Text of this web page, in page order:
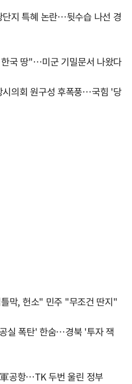
지 특혜 논란…뒷수습 나선 경
국 땅"…미군 기밀문서 나왔다
의회 원구성 후폭풍…국힘 '당
막, 헌소" 민주 "무조건 딴지"
실 폭탄' 한숨…경북 '투자 잭
공항…TK 두번 울린 정부